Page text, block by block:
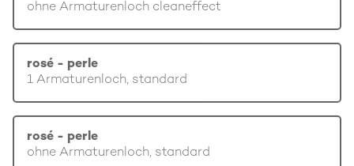
ohne Armaturenloch cleaneffect
rosé - perle
1 Armaturenloch, standard
rosé - perle
ohne Armaturenloch, standard